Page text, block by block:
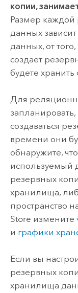
копии,
Размер
данных
данных, от того,
создает
будете
Для
запланировать,
создаваться
времени они
обнаружите,
используемый
резервных
хранилища,
пространство
Store измените
и графики
Если вы
резервных
хранилища